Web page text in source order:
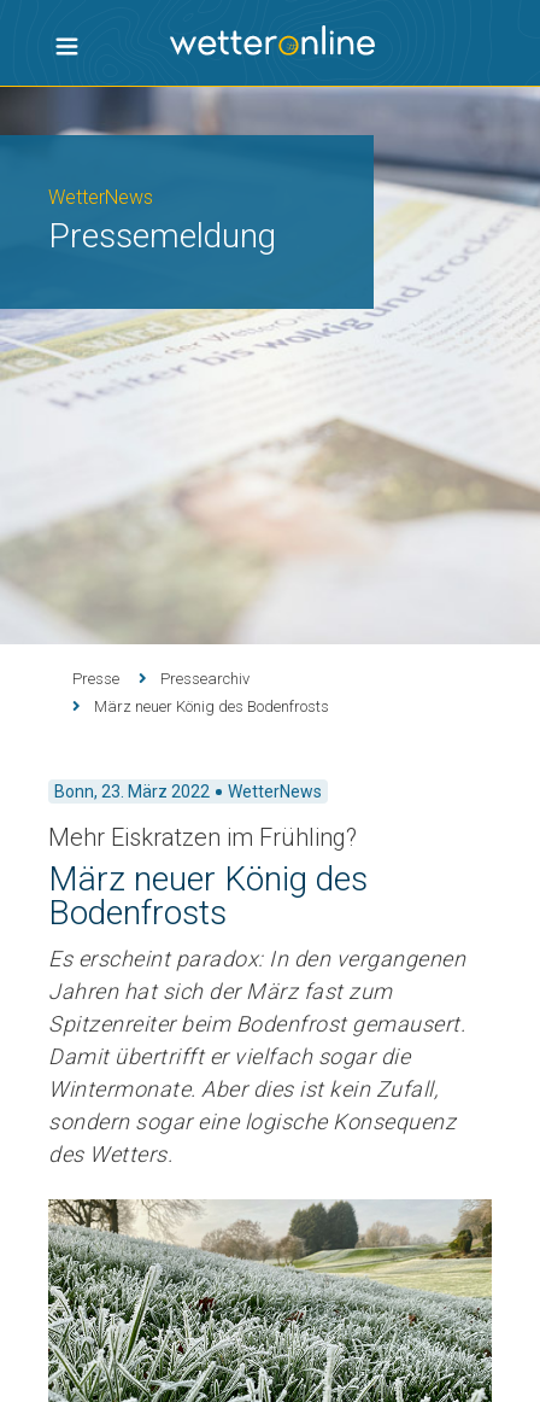
WetterNews
Pressemeldung
Presse
Pressearchiv
März neuer König des Bodenfrosts
Bonn, 23. März 2022 WetterNews
Mehr Eiskratzen im Frühling?
März neuer König des
Bodenfrosts
Es erscheint paradox: In den vergangenen
Jahren hat sich der März fast zum
Spitzenreiter beim Bodenfrost gemausert.
Damit übertrifft er vielfach sogar die
Wintermonate. Aber dies ist kein Zufall,
sondern sogar eine logische Konsequenz
des Wetters.